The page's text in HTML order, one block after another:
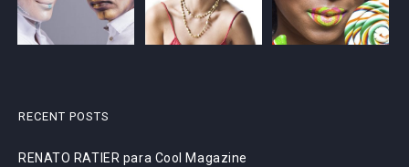
RECENT POSTS
RENATO RATIER para Cool Magazine